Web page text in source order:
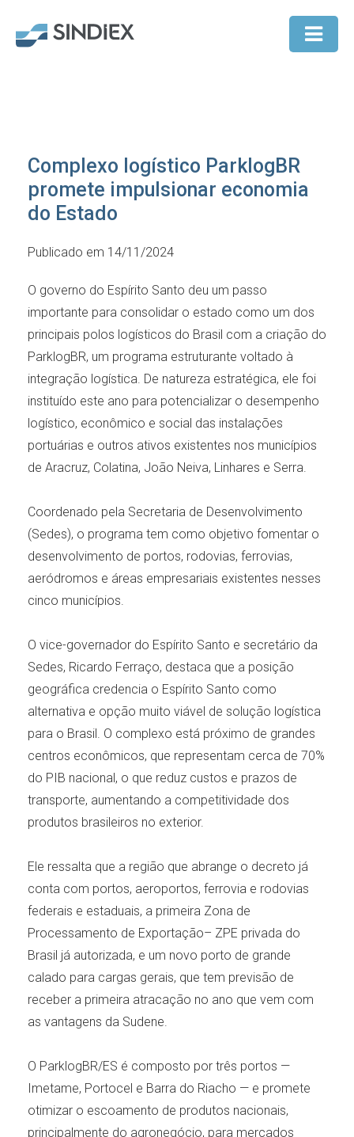
Complexo logístico ParklogBR
promete impulsionar economia
do Estado
Publicado em 14/11/2024
O governo do Espírito Santo deu um passo
importante para consolidar o estado como um dos
principais polos logísticos do Brasil com a criação do
ParklogBR, um programa estruturante voltado à
integração logística. De natureza estratégica, ele foi
instituído este ano para potencializar o desempenho
logístico, econômico e social das instalações
portuárias e outros ativos existentes nos municípios
de Aracruz, Colatina, João Neiva, Linhares e Serra.
Coordenado pela Secretaria de Desenvolvimento
(Sedes), o programa tem como objetivo fomentar o
desenvolvimento de portos, rodovias, ferrovias,
aeródromos e áreas empresariais existentes nesses
cinco municípios.
O vice-governador do Espírito Santo e secretário da
Sedes, Ricardo Ferraço, destaca que a posição
geográfica credencia o Espírito Santo como
alternativa e opção muito viável de solução logística
para o Brasil. O complexo está próximo de grandes
centros econômicos, que representam cerca de 70%
do PIB nacional, o que reduz custos e prazos de
transporte, aumentando a competitividade dos
produtos brasileiros no exterior.
Ele ressalta que a região que abrange o decreto já
conta com portos, aeroportos, ferrovia e rodovias
federais e estaduais, a primeira Zona de
Processamento de Exportação– ZPE privada do
Brasil já autorizada, e um novo porto de grande
calado para cargas gerais, que tem previsão de
receber a primeira atracação no ano que vem com
as vantagens da Sudene.
O ParklogBR/ES é composto por três portos —
Imetame, Portocel e Barra do Riacho — e promete
otimizar o escoamento de produtos nacionais,
principalmente do agronegócio, para mercados